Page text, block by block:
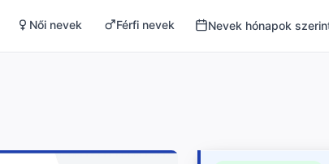
Női nevek Férfi nevek Nevek hónapok